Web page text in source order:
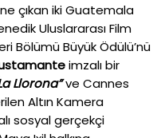
çıkan iki Guatemala
Uluslararası Film
Bölümü Büyük Ödülü’nü
imzalı bir
Llorona”ve Cannes
Altın Kamera
sosyal gerçekçi